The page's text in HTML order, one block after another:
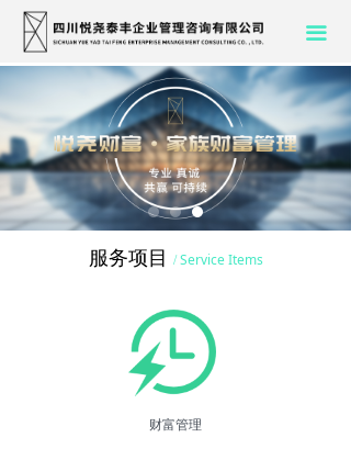
끀
财富管理
服务项目 /Service Items